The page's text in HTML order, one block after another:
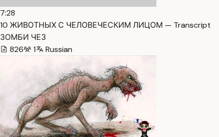
7:28
10 ЖИВОТНЫХ С ЧЕЛОВЕЧЕСКИМ ЛИЦОМ — Transcript
ЗОМБИ ЧЕЗ
826
1 Russian